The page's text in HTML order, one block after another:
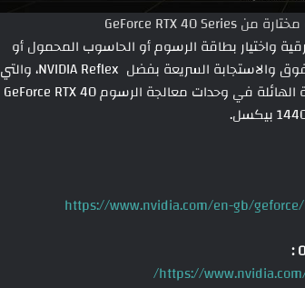
واختيار بطاقة الرسوم أو الحاسوب المحمول أو
المكتبي GeForce RTX 40 Series للاستمتاع بأعلى مستويات الأداء المتفوق والاستجابة السريعة بفضل NVIDIA Reflex، والتي
تقلل تأخير النظام بنسبة تصل إلى 60% في Overwatch 2 وبفضل القوة الهائلة في وحدات معالجة الرسوم GeForce RTX 40
https://www.nvidia.com/en-gb/
https://